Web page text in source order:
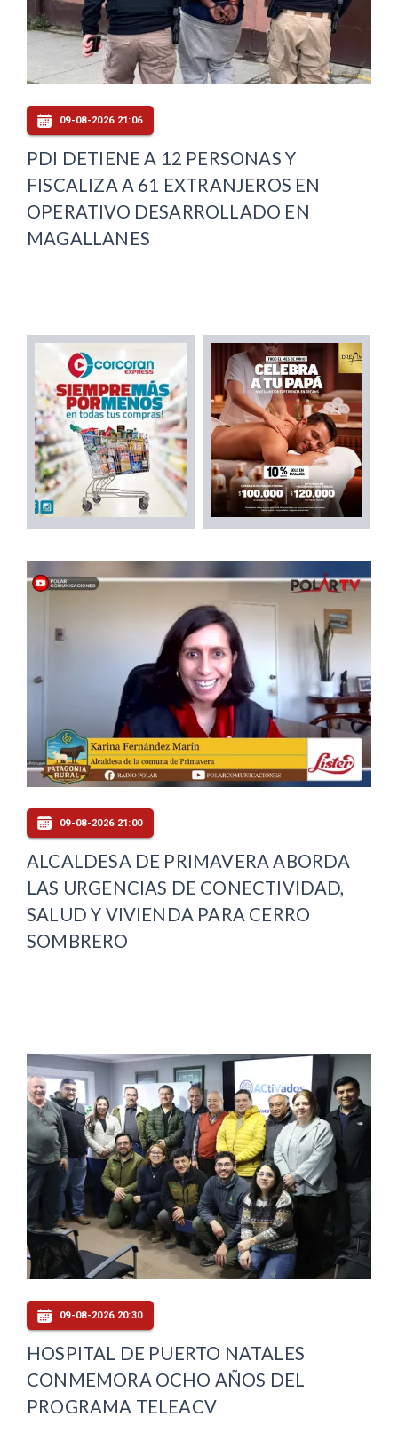
09-08-2026 21:06
PDI DETIENE A 12 PERSONAS Y
FISCALIZA A 61 EXTRANJEROS EN
OPERATIVO DESARROLLADO EN
MAGALLANES
09-08-2026 21:00
ALCALDESA DE PRIMAVERA ABORDA
LAS URGENCIAS DE CONECTIVIDAD,
SALUD Y VIVIENDA PARA CERRO
SOMBRERO
09-08-2026 20:30
HOSPITAL DE PUERTO NATALES
CONMEMORA OCHO AÑOS DEL
PROGRAMA TELEACV